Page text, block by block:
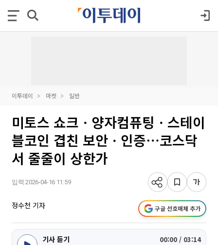
이투데이 마켓 일반
미토스 쇼크ㆍ양자컴퓨팅ㆍ스테이
블코인 겹친 보안ㆍ인증⋯코스닥
서 줄줄이 상한가
입력 2026-04-16 11:59
정수천 기자 구글 선호매체 추가
기사 듣기 00:00 / 03:14